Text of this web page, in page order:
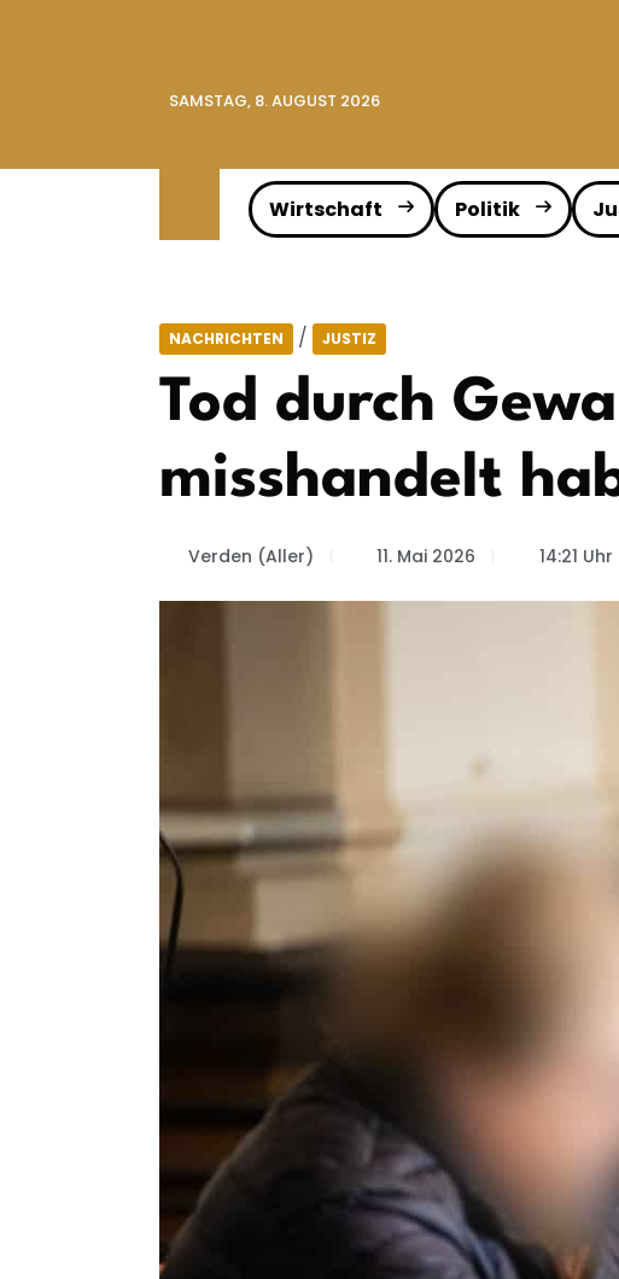
SAMSTAG, 8. AUGUST 2026
Wirtschaft Politik
NACHRICHTEN / JUSTIZ
Tod durch
misshandelt
Verden (Aller) 11. Mai 2026 14:21 Uhr